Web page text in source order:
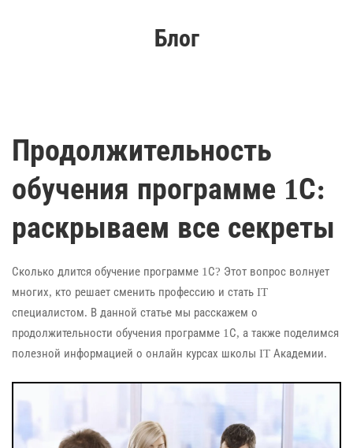
Блог
Продолжительность
обучения программе 1С:
раскрываем все секреты
Сколько длится обучение программе 1С? Этот вопрос волнует
многих, кто решает сменить профессию и стать IT
специалистом. В данной статье мы расскажем о
продолжительности обучения программе 1С, а также поделимся
полезной информацией о онлайн курсах школы IT Академии.